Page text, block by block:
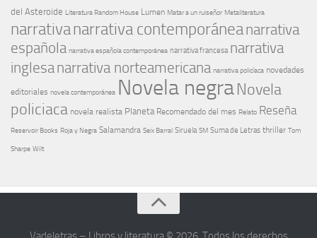
del Asteroide Literatura Random House Lumen Matar a un ruiseñor Metaliteratura
narrativanarrativa contemporáneanarrativa
española narrativa española contemporánea narrativa francesa narrativa
inglesanarrativa norteamericana narrativa policíaca novedades
editoriales novela contemporánea Novela negraNovela
policiaca novela realista Planeta Recomendado del mes Relato Reseña
Reservoir Books Roja y Negra Salamandra Seix Barral Siruela SM Suma de Letras thriller Tom
Sharpe Wilt